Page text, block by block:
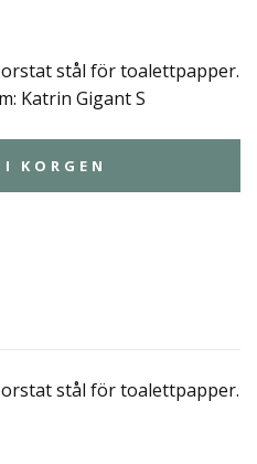
stål för toalettpapper.
Katrin Gigant S
KORGEN
stål för toalettpapper.